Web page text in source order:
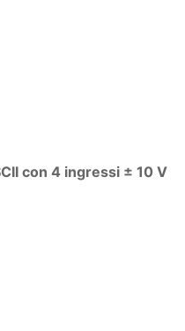
con 4 ingressi ± 10 V